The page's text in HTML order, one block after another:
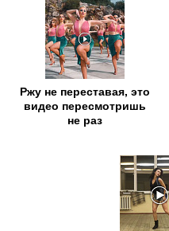
Ржу не переставая, это
видео пересмотришь
не раз